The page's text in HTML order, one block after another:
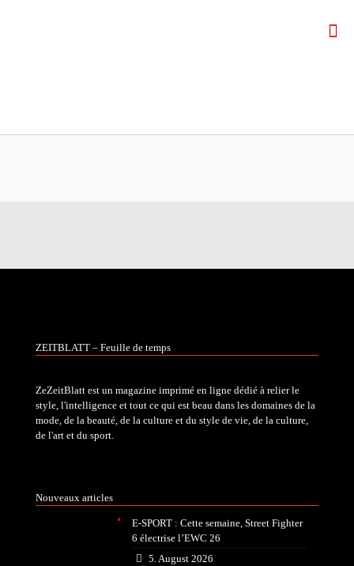
ZEITBLATT – Feuille de temps
ZeZeitBlatt est un magazine imprimé en ligne dédié à relier le
style, l'intelligence et tout ce qui est beau dans les domaines de la
mode, de la beauté, de la culture et du style de vie, de la culture,
de l'art et du sport.
Nouveaux articles
E-SPORT : Cette semaine, Street Fighter
6 électrise l’EWC 26
5. August 2026